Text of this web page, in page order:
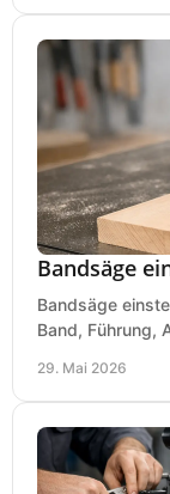
Bandsäge
Bandsäge
Band, Führung,
29. Mai 2026